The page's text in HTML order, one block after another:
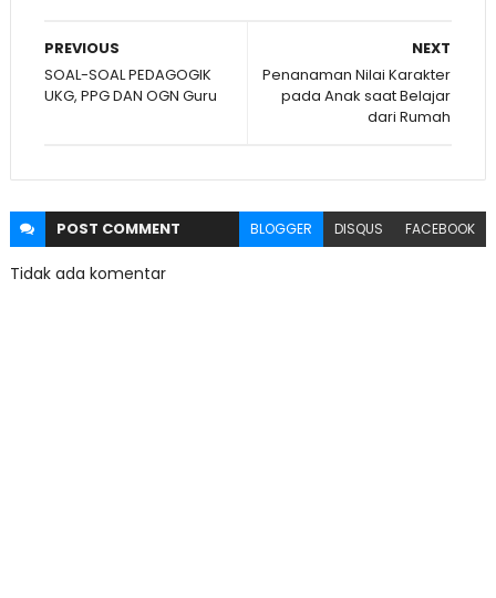
NEXT
Penanaman Nilai Karakter
pada Anak saat Belajar
dari Rumah
PREVIOUS
SOAL-SOAL PEDAGOGIK
UKG, PPG DAN OGN Guru
POST COMMENT BLOGGER DISQUS FACEBOOK
Tidak ada komentar